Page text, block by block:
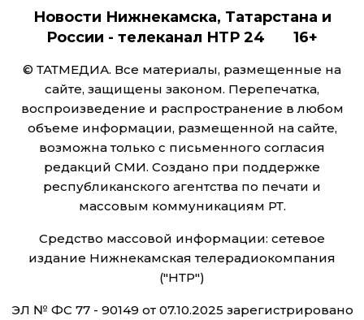
Новости Нижнекамска, Татарстана и
России - телеканал НТР 24 16+
© ТАТМЕДИА. Все материалы, размещенные на
сайте, защищены законом. Перепечатка,
воспроизведение и распространение в любом
объеме информации, размещенной на сайте,
возможна только с письменного согласия
редакций СМИ. Создано при поддержке
республиканского агентства по печати и
массовым коммуникациям РТ.
Средство массовой информации: сетевое
издание Нижнекамская телерадиокомпания
("НТР")
ЭЛ № ФС 77 - 90149 от 07.10.2025 зарегистрировано